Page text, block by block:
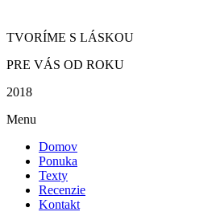
TVORÍME S LÁSKOU
PRE VÁS OD ROKU
2018
Menu
Domov
Ponuka
Texty
Recenzie
Kontakt